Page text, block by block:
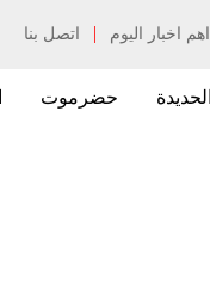
اهم اخبار اليوم | اتصل بنا
الحديدة حضرموت